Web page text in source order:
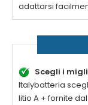
adattarsi
Scegli i
Italybatteria
litio A + fornite